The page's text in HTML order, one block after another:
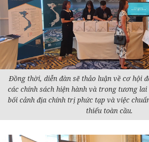
Đồng thời, diễn đàn sẽ thảo luận về cơ hội
các chính sách hiện hành và trong tương
bối cảnh địa chính trị phức tạp và việc
thiểu toàn cầu.